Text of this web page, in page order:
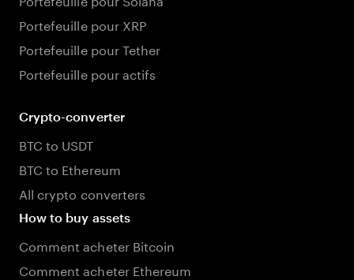
Portefeuille pour XRP
Portefeuille pour Tether
Portefeuille pour actifs
Crypto-converter
BTC to USDT
BTC to Ethereum
All crypto converters
How to buy assets
Comment acheter Bitcoin
Comment acheter Ethereum